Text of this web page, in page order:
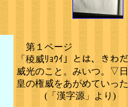
第１ページ
「稜威ﾘｮｳｲ」とは、きわ
威光のこと。みいつ。▽
皇の権威をあがめていっ
(「漢字源」より)